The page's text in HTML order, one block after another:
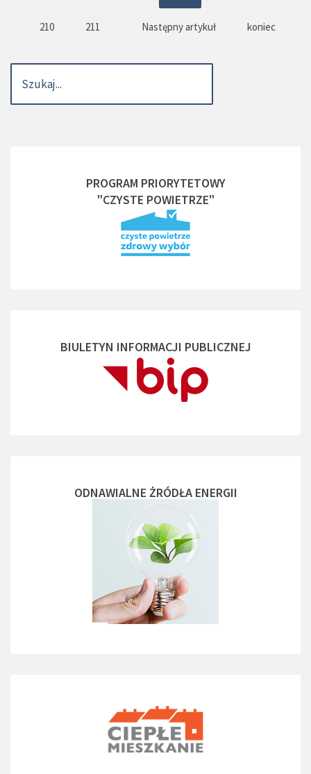
210 211 Następny artykuł koniec
PROGRAM PRIORYTETOWY
"CZYSTE POWIETRZE"
BIULETYN INFORMACJI PUBLICZNEJ
ODNAWIALNE ŻRÓDŁA ENERGII